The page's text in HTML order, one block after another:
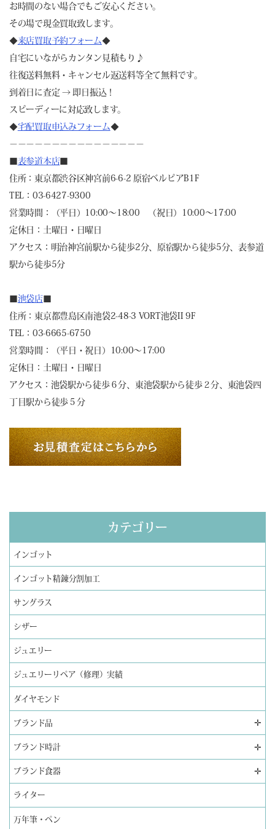
お時間のない場合でもご安心ください。
その場で現金買取致します。
◆来店買取予約フォーム◆
自宅にいながらカンタン見積もり♪
往復送料無料・キャンセル返送料等全て無料です。
到着日に査定 → 即日振込！
スピーディーに対応致します。
◆宅配買取申込みフォーム◆
－－－－－－－－－－－－－－－－
表参道本店
住所：東京都渋谷区神宮前6-6-2 原宿ベルピアB1F
TEL：03-6427-9300
営業時間：（平日）10:00～18:00 （祝日）10:00～17:00
定休日：土曜日・日曜日
アクセス：明治神宮前駅から徒歩2分、原宿駅から徒歩5分、表参道
駅から徒歩5分
池袋店
住所：東京都豊島区南池袋2-48-3 VORT池袋II 9F
TEL：03-6665-6750
営業時間：（平日・祝日）10:00～17:00
定休日：土曜日・日曜日
アクセス：池袋駅から徒歩６分、東池袋駅から徒歩２分、東池袋四
丁目駅から徒歩５分
カテゴリー
インゴット
インゴット精錬分割加工
サングラス
シザー
ジュエリー
ジュエリーリペア（修理）実績
ダイヤモンド
ブランド品 ✛
ブランド時計 ✛
ブランド食器 ✛
ライター
万年筆・ペン